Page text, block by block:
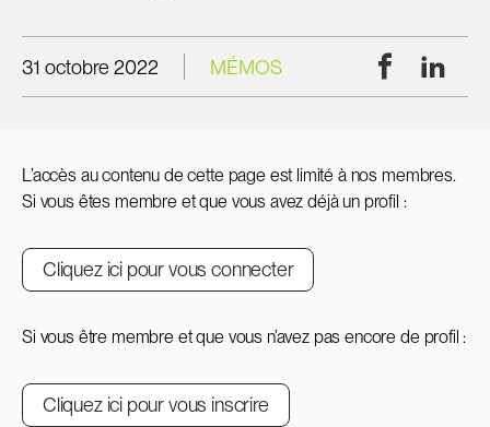
31 octobre 2022 MÉMOS Facebook
L’accès au contenu de cette page est limité à nos membres.
Si vous êtes membre et que vous avez déjà un profil :
Cliquez ici pour vous connecter
Si vous être membre et que vous n’avez pas encore de profil :
Cliquez ici pour vous inscrire